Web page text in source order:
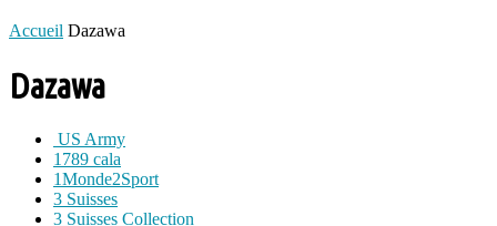
Accueil Dazawa
Dazawa
US Army
1789 cala
1Monde2Sport
3 Suisses
3 Suisses Collection